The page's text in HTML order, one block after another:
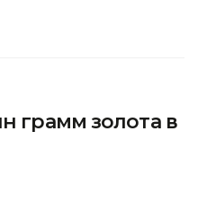
грамм золота в